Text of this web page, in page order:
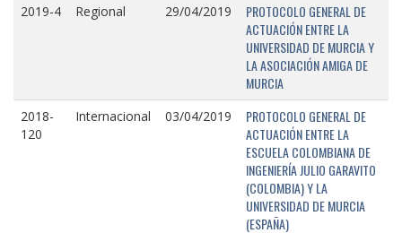
2019-4 Regional 29/04/2019
PROTOCOLO GENERAL DE
ACTUACIÓN ENTRE LA
UNIVERSIDAD DE MURCIA Y
LA ASOCIACIÓN AMIGA DE
MURCIA
2018-
120
Internacional 03/04/2019
PROTOCOLO GENERAL DE
ACTUACIÓN ENTRE LA
ESCUELA COLOMBIANA DE
INGENIERÍA JULIO GARAVITO
(COLOMBIA) Y LA
UNIVERSIDAD DE MURCIA
(ESPAÑA)